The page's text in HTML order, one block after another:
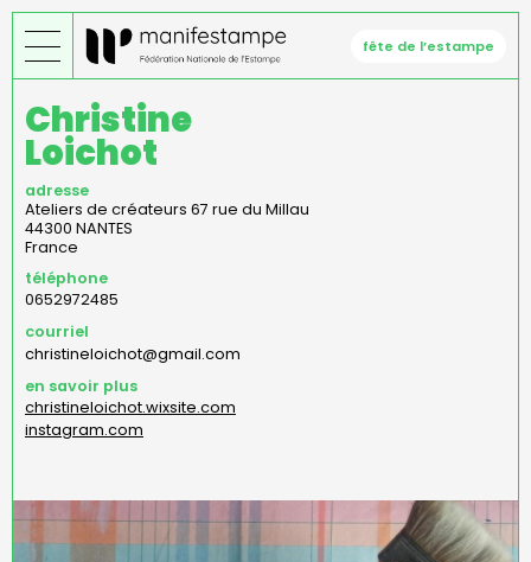
Aller
au
contenu
principal
fête de l’estampe
Christine
Loichot
adresse
Ateliers de créateurs 67 rue du Millau
44300 NANTES
France
téléphone
0652972485
courriel
christineloichot@gmail.com
en savoir plus
christineloichot.wixsite.com
instagram.com